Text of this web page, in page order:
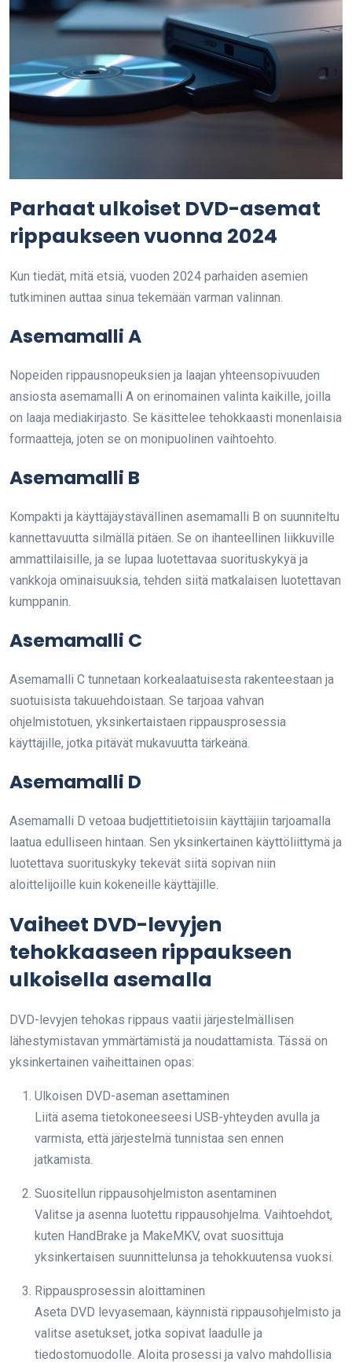
Parhaat ulkoiset DVD-asemat
rippaukseen vuonna 2024
Kun tiedät, mitä etsiä, vuoden 2024 parhaiden asemien
tutkiminen auttaa sinua tekemään varman valinnan.
Asemamalli A
Nopeiden rippausnopeuksien ja laajan yhteensopivuuden
ansiosta asemamalli A on erinomainen valinta kaikille, joilla
on laaja mediakirjasto. Se käsittelee tehokkaasti monenlaisia
formaatteja, joten se on monipuolinen vaihtoehto.
Asemamalli B
Kompakti ja käyttäjäystävällinen asemamalli B on suunniteltu
kannettavuutta silmällä pitäen. Se on ihanteellinen liikkuville
ammattilaisille, ja se lupaa luotettavaa suorituskykyä ja
vankkoja ominaisuuksia, tehden siitä matkalaisen luotettavan
kumppanin.
Asemamalli C
Asemamalli C tunnetaan korkealaatuisesta rakenteestaan ja
suotuisista takuuehdoistaan. Se tarjoaa vahvan
ohjelmistotuen, yksinkertaistaen rippausprosessia
käyttäjille, jotka pitävät mukavuutta tärkeänä.
Asemamalli D
Asemamalli D vetoaa budjettitietoisiin käyttäjiin tarjoamalla
laatua edulliseen hintaan. Sen yksinkertainen käyttöliittymä ja
luotettava suorituskyky tekevät siitä sopivan niin
aloittelijoille kuin kokeneille käyttäjille.
Vaiheet DVD-levyjen
tehokkaaseen rippaukseen
ulkoisella asemalla
DVD-levyjen tehokas rippaus vaatii järjestelmällisen
lähestymistavan ymmärtämistä ja noudattamista. Tässä on
yksinkertainen vaiheittainen opas:
Ulkoisen DVD-aseman asettaminen
Liitä asema tietokoneeseesi USB-yhteyden avulla ja
varmista, että järjestelmä tunnistaa sen ennen
jatkamista.
Suositellun rippausohjelmiston asentaminen
Valitse ja asenna luotettu rippausohjelma. Vaihtoehdot,
kuten HandBrake ja MakeMKV, ovat suosittuja
yksinkertaisen suunnittelunsa ja tehokkuutensa vuoksi.
Rippausprosessin aloittaminen
Aseta DVD levyasemaan, käynnistä rippausohjelmisto ja
valitse asetukset, jotka sopivat laadulle ja
tiedostomuodolle. Aloita prosessi ja valvo mahdollisia